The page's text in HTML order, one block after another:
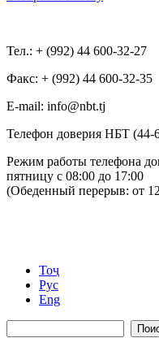
Тел.: + (992) 44 600-32-27
Факс: + (992) 44 600-32-35
Е-mail: info@nbt.tj
Телефон доверия НБТ (44-
Режим работы телефона
пятницу с 08:00 до 17:00
(Обеденный перерыв: от
Тоҷ
Рус
Eng